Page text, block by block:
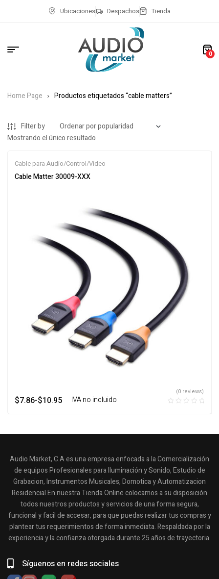
Ubicaciones Despachos Tienda
0
Home Page Productos etiquetados “cable matters”
Filter by
Mostrando el único resultado
Cable para Audio/Control/Video
Cable Matter 30009-XXX
$7.86-$10.95 ‎ ‎ ‎ IVA no incluido
(0 reviews)
Audio Market, C.A es una empresa enfocada a la Comercialización
de equipos Profesionales para Iluminación y Sonido, Estudio de
Grabacion, Instrumentos Musicales, Domotica y Automatizacion
Residencial En nuestra Tienda Online colocamos a su disposición
todos nuestros productos y servicios de una forma segura,
funcional y facil de accesar, para que puedas realizar tus compras y
plantear tus requerimientos de forma inmediata. Respaldada por la
experiencia y la confianza otorgada durante 25 años de trayectoria.
Síguenos en redes sociales